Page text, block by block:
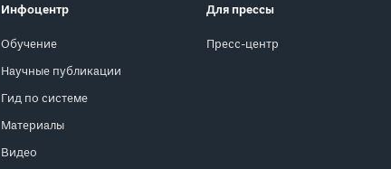
Инфоцентр
Обучение
Научные публикации
Гид по системе
Материалы
Видео
Для прессы
Пресс-центр